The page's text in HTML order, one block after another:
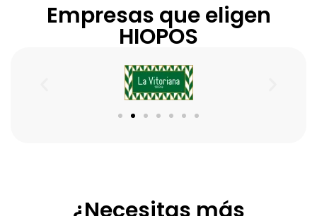
Empresas que eligen
HIOPOS